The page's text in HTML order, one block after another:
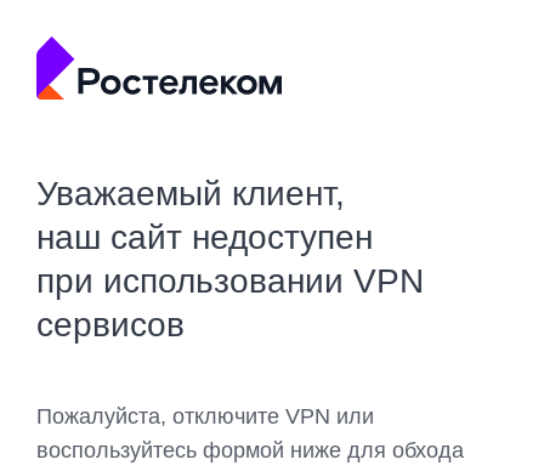
Уважаемый клиент,
наш сайт недоступен
при использовании VPN
сервисов
Пожалуйста, отключите VPN или
воспользуйтесь формой ниже для обхода